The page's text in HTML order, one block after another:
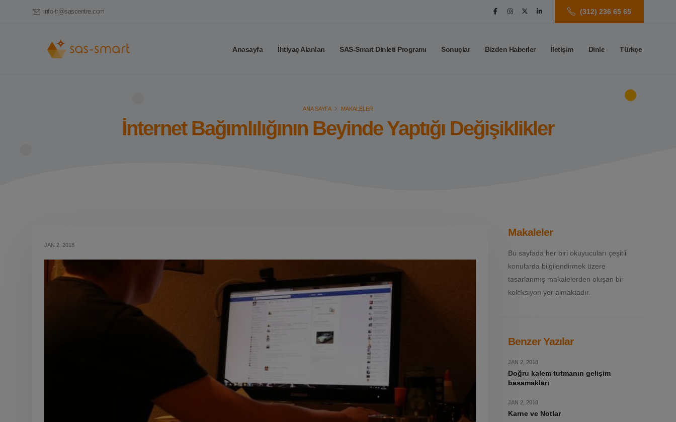
info-tr@sascentre.com (312) 236 65 65
Anasayfa İhtiyaç Alanları SAS-Smart Dinleti Programı Sonuçlar Bizden Haberler İletişim Dinle Türkçe
ANA SAYFA MAKALELER
İnternet Bağımlılığının Beyinde Yaptığı Değişiklikler
JAN 2, 2018
Makaleler
Bu sayfada her biri okuyucuları çeşitli
konularda bilgilendirmek üzere
tasarlanmış makalelerden oluşan bir
koleksiyon yer almaktadır.
Benzer Yazılar
JAN 2, 2018
Doğru kalem tutmanın gelişim
basamakları
JAN 2, 2018
Karne ve Notlar